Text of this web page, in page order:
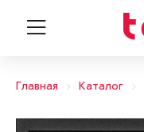
Главная Каталог